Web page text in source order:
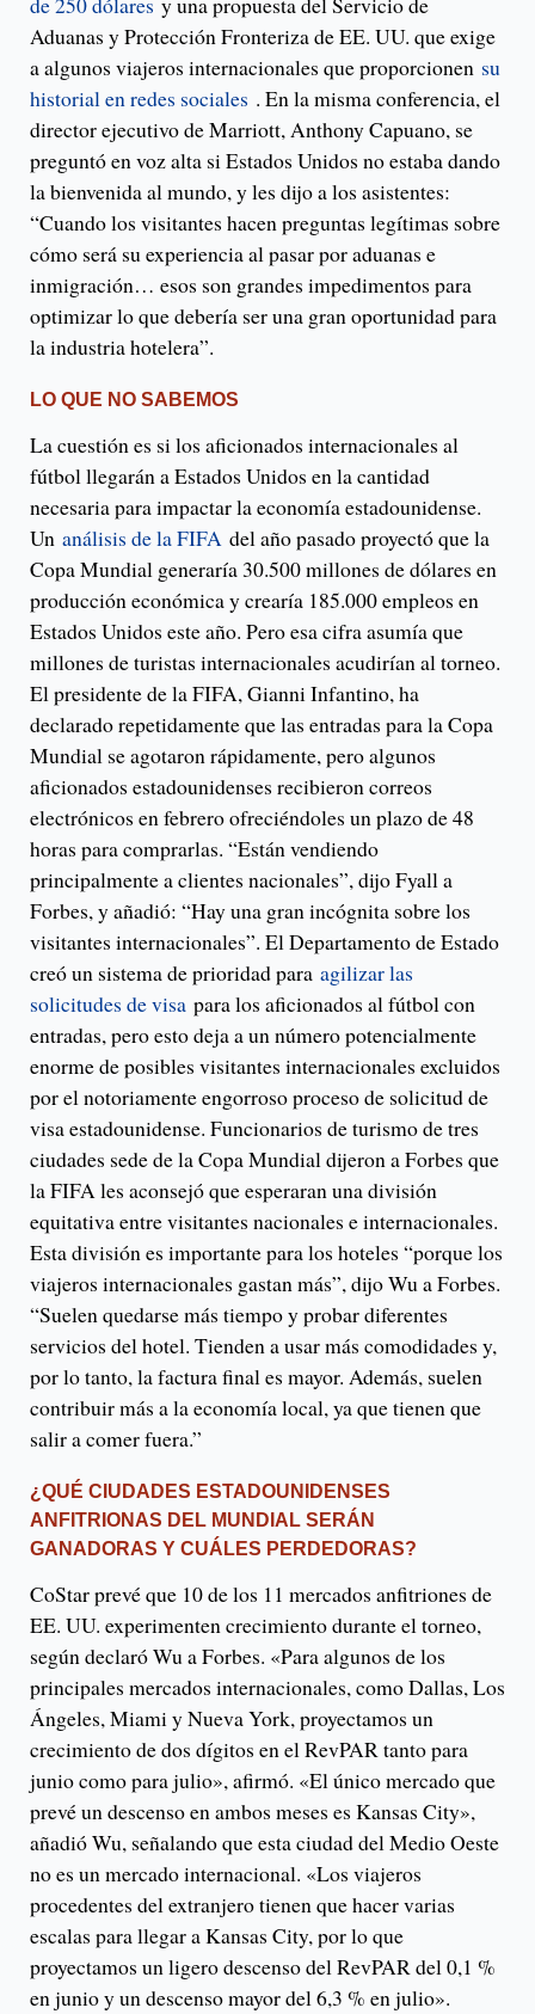
Aduanas y Protección Fronteriza de EE. UU. que exige
a algunos viajeros internacionales que proporcionen su
historial en redes sociales . En la misma conferencia, el
director ejecutivo de Marriott, Anthony Capuano, se
preguntó en voz alta si Estados Unidos no estaba dando
la bienvenida al mundo, y les dijo a los asistentes:
“Cuando los visitantes hacen preguntas legítimas sobre
cómo será su experiencia al pasar por aduanas e
inmigración… esos son grandes impedimentos para
optimizar lo que debería ser una gran oportunidad para
la industria hotelera”.
LO QUE NO SABEMOS
La cuestión es si los aficionados internacionales al
fútbol llegarán a Estados Unidos en la cantidad
necesaria para impactar la economía estadounidense.
Un análisis de la FIFA del año pasado proyectó que la
Copa Mundial generaría 30.500 millones de dólares en
producción económica y crearía 185.000 empleos en
Estados Unidos este año. Pero esa cifra asumía que
millones de turistas internacionales acudirían al torneo.
El presidente de la FIFA, Gianni Infantino, ha
declarado repetidamente que las entradas para la Copa
Mundial se agotaron rápidamente, pero algunos
aficionados estadounidenses recibieron correos
electrónicos en febrero ofreciéndoles un plazo de 48
horas para comprarlas. “Están vendiendo
principalmente a clientes nacionales”, dijo Fyall a
Forbes, y añadió: “Hay una gran incógnita sobre los
visitantes internacionales”. El Departamento de Estado
creó un sistema de prioridad para agilizar las
solicitudes de visa para los aficionados al fútbol con
entradas, pero esto deja a un número potencialmente
enorme de posibles visitantes internacionales excluidos
por el notoriamente engorroso proceso de solicitud de
visa estadounidense. Funcionarios de turismo de tres
ciudades sede de la Copa Mundial dijeron a Forbes que
la FIFA les aconsejó que esperaran una división
equitativa entre visitantes nacionales e internacionales.
Esta división es importante para los hoteles “porque los
viajeros internacionales gastan más”, dijo Wu a Forbes.
“Suelen quedarse más tiempo y probar diferentes
servicios del hotel. Tienden a usar más comodidades y,
por lo tanto, la factura final es mayor. Además, suelen
contribuir más a la economía local, ya que tienen que
salir a comer fuera.”
¿QUÉ CIUDADES ESTADOUNIDENSES
ANFITRIONAS DEL MUNDIAL SERÁN
GANADORAS Y CUÁLES PERDEDORAS?
CoStar prevé que 10 de los 11 mercados anfitriones de
EE. UU. experimenten crecimiento durante el torneo,
según declaró Wu a Forbes. «Para algunos de los
principales mercados internacionales, como Dallas, Los
Ángeles, Miami y Nueva York, proyectamos un
crecimiento de dos dígitos en el RevPAR tanto para
junio como para julio», afirmó. «El único mercado que
prevé un descenso en ambos meses es Kansas City»,
añadió Wu, señalando que esta ciudad del Medio Oeste
no es un mercado internacional. «Los viajeros
procedentes del extranjero tienen que hacer varias
escalas para llegar a Kansas City, por lo que
proyectamos un ligero descenso del RevPAR del 0,1 %
en junio y un descenso mayor del 6,3 % en julio».